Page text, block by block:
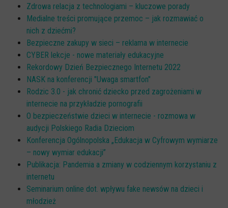
Zdrowa relacja z technologiami – kluczowe porady
Medialne treści promujące przemoc – jak rozmawiać o
nich z dziećmi?
Bezpieczne zakupy w sieci – reklama w internecie
CYBER lekcje - nowe materiały edukacyjne
Rekordowy Dzień Bezpiecznego Internetu 2022
NASK na konferencji "Uwaga smartfon"
Rodzic 3.0 - jak chronić dziecko przed zagrożeniami w
internecie na przykładzie pornografii
O bezpieczeństwie dzieci w internecie - rozmowa w
audycji Polskiego Radia Dzieciom
Konferencja Ogólnopolska „Edukacja w Cyfrowym wymiarze
– nowy wymiar edukacji”
Publikacja: Pandemia a zmiany w codziennym korzystaniu z
internetu
Seminarium online dot. wpływu fake newsów na dzieci i
młodzież
Dane teleadresowe
Dołącz do newslettera